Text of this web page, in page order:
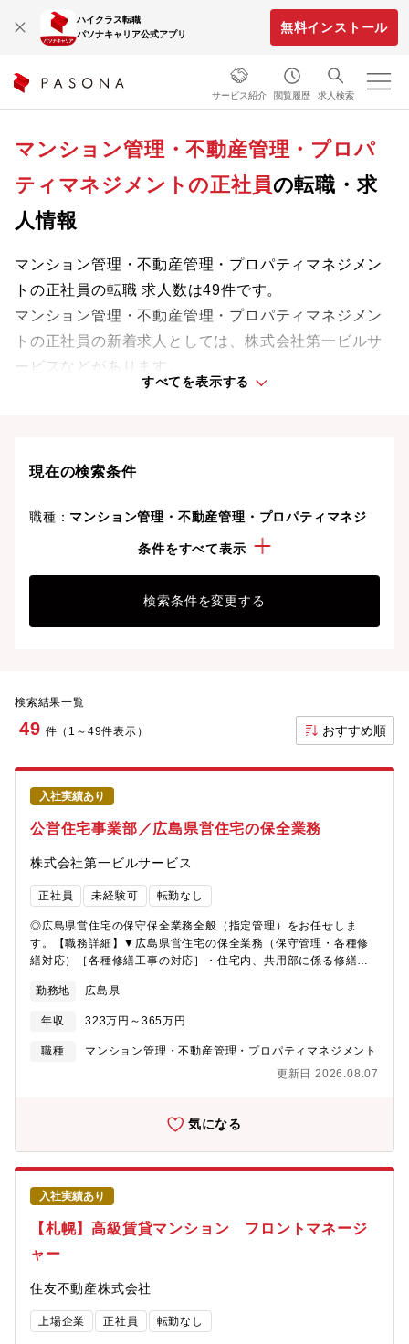
ハイクラス転職
パソナキャリア公式アプリ
無料インストール
サービス紹介 閲覧履歴 求人検索
マンション管理・不動産管理・プロパ
ティマネジメントの正社員の転職・求
人情報
マンション管理・不動産管理・プロパティマネジメン
トの正社員の転職 求人数は49件です。
マンション管理・不動産管理・プロパティマネジメン
トの正社員の新着求人としては、株式会社第一ビルサ
ービスなどがあります。
専門知識やスキルを最大限に発揮しながら、あなたの
ことも可能です。
すべてを表示する
現在の検索条件
職種： マンション管理・不動産管理・プロパティマネジ
条件をすべて表示
検索条件を変更する
検索結果一覧
49 件（1～49件表示） おすすめ順
入社実績あり
公営住宅事業部／広島県営住宅の保全業務
株式会社第一ビルサービス
正社員 未経験可 転勤なし
◎広島県営住宅の保守保全業務全般（指定管理）をお任せしま
す。【職務詳細】▼広島県営住宅の保全業務（保守管理・各種修
繕対応）［各種修繕工事の対応］・住宅内、共用部に係る修繕工
いて、協力業者から提出されてくる見積書査定業務、および完了
方報告書の確認業務・修繕計画と予算執行の進捗管理・空家修繕
前の調査［維持・保守管理業務］・協力業者から提出される報告
書の確認業務▼事務作業・自治会、関係各社から提出される各種
書の作成▼電話対応・入居者からの入電対応(修繕に関わる問い合
連絡、調整・自治会からの共用部修繕に対する要望対応・発注元
である広島県との連絡、調整業務・緊急時対応（災害・火災等）
【職務の特徴】自治体からの委託により県営住宅の管理業務を行
っているため、案件数などの安定感はもちろんのこと、自身の社
会的意義を実感できるのも魅力の1つです。※中途入社社員が多数
活躍中です！【就業環境】ご自宅に電話を持ち帰り夜間の緊急対
応に備えていただく「電話当番制」があります。当社管理物件に
水漏れや火災サイレンの鳴りっぱなしといった緊急要件が発生し
た際に、まずは24時間対応のヘルプデスクにて1次対応を行いま
いただくか、現地を訪問しご対応いただきます。なお、当番時の
対応件数は月1件程度です。（台風や大雪などの場合は全員で待機
することになります）現在、幅広い年齢層が活躍しています。異
勤務地 広島県
年収 323万円～365万円
職種
マンション管理・不動産管理・プロパティマネジメント
更新日 2026.08.07
気になる
入社実績あり
【札幌】高級賃貸マンション フロントマネージ
ャー
住友不動産株式会社
上場企業 正社員 転勤なし